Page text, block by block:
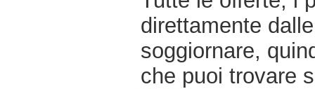
direttamente
soggiornare,
che puoi trovare